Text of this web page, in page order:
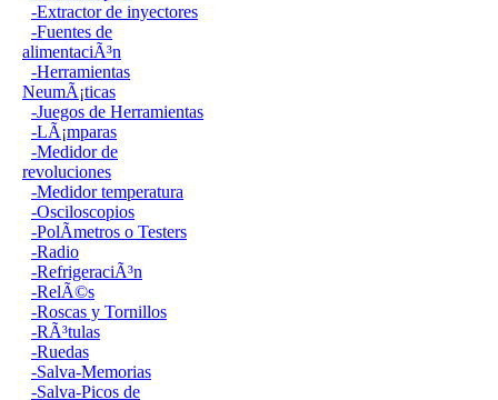
-Extractor de inyectores
-Fuentes de
alimentaciÃ³n
-Herramientas
NeumÃ¡ticas
-Juegos de Herramientas
-LÃ¡mparas
-Medidor de
revoluciones
-Medidor temperatura
-Osciloscopios
-PolÃ­metros o Testers
-Radio
-RefrigeraciÃ³n
-RelÃ©s
-Roscas y Tornillos
-RÃ³tulas
-Ruedas
-Salva-Memorias
-Salva-Picos de